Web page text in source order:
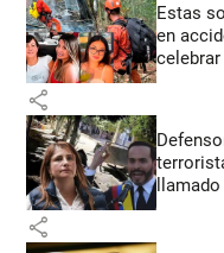
Estas
en
share
share